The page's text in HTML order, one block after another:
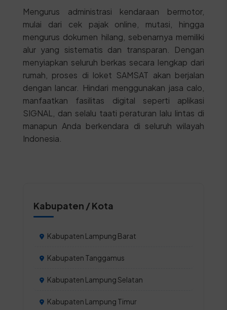
Mengurus administrasi kendaraan bermotor,
mulai dari cek pajak online, mutasi, hingga
mengurus dokumen hilang, sebenarnya memiliki
alur yang sistematis dan transparan. Dengan
menyiapkan seluruh berkas secara lengkap dari
rumah, proses di loket SAMSAT akan berjalan
dengan lancar. Hindari menggunakan jasa calo,
manfaatkan fasilitas digital seperti aplikasi
SIGNAL, dan selalu taati peraturan lalu lintas di
manapun Anda berkendara di seluruh wilayah
Indonesia.
Kabupaten / Kota
Kabupaten Lampung Barat
Kabupaten Tanggamus
Kabupaten Lampung Selatan
Kabupaten Lampung Timur